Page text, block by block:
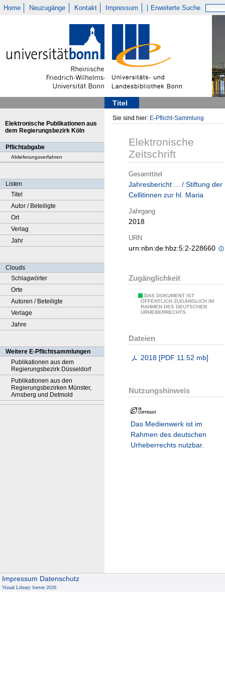
Home Neuzugänge Kontakt Impressum Erweiterte Suche
Titel
Elektronische Publikationen aus
dem Regierungsbezirk Köln
Pflichtabgabe
Ablieferungsverfahren
Listen
Titel
Autor / Beteiligte
Ort
Verlag
Jahr
Clouds
Schlagwörter
Orte
Autoren / Beteiligte
Verlage
Jahre
Weitere E-Pflichtsammlungen
Publikationen aus dem
Regierungsbezirk Düsseldorf
Publikationen aus den
Regierungsbezirken Münster,
Arnsberg und Detmold
Sie sind hier: E-Pflicht-Sammlung
Elektronische
Zeitschrift
Gesamttitel
Jahresbericht ... / Stiftung der
Cellitinnen zur hl. Maria
Jahrgang
2018
URN
urn:nbn:de:hbz:5:2-228660
Zugänglichkeit
DAS DOKUMENT IST
ÖFFENTLICH ZUGÄNGLICH IM
RAHMEN DES DEUTSCHEN
URHEBERRECHTS.
Dateien
2018 [PDF 11.52 mb]
Nutzungshinweis
Das Medienwerk ist im
Rahmen des deutschen
Urheberrechts nutzbar.
Impressum Datenschutz
Visual Library Server 2026